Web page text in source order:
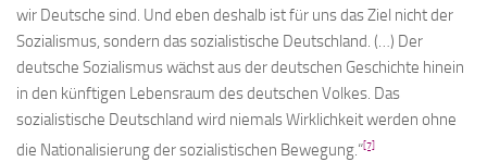
wir Deutsche sind. Und eben deshalb ist für uns das Ziel nicht der
Sozialismus, sondern das sozialistische Deutschland. (…) Der
deutsche Sozialismus wächst aus der deutschen Geschichte hinein
in den künftigen Lebensraum des deutschen Volkes. Das
sozialistische Deutschland wird niemals Wirklichkeit werden ohne
die Nationalisierung der sozialistischen Bewegung.“[7]